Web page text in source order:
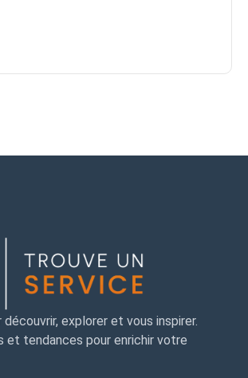
explorer et vous inspirer.
et tendances pour enrichir votre